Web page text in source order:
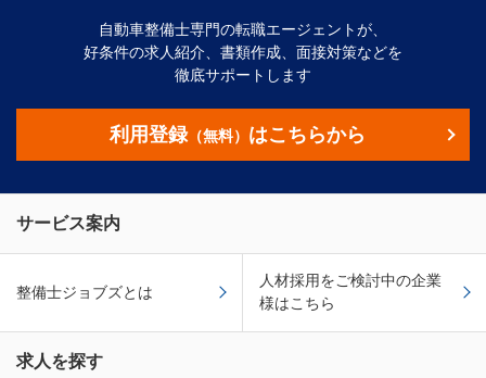
自動車整備士専門の転職エージェントが、
好条件の求人紹介、書類作成、面接対策などを
徹底サポートします
利用登録（無料） はこちらから
サービス案内
整備士ジョブズとは
人材採用をご検討中の企業
様はこちら
求人を探す